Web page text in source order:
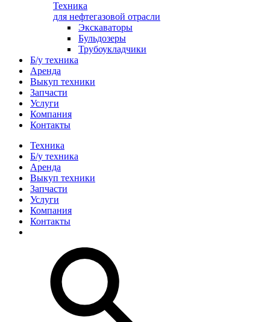
Техника
для нефтегазовой отрасли
Экскаваторы
Бульдозеры
Трубоукладчики
Б/у техника
Аренда
Выкуп техники
Запчасти
Услуги
Компания
Контакты
Техника
Б/у техника
Аренда
Выкуп техники
Запчасти
Услуги
Компания
Контакты